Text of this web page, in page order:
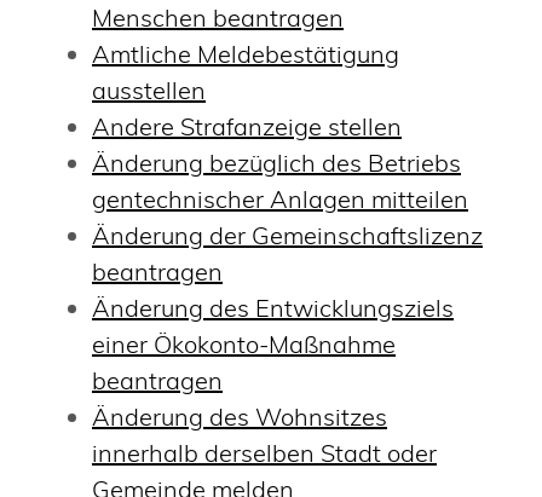
Menschen beantragen
Amtliche Meldebestätigung
ausstellen
Andere Strafanzeige stellen
Änderung bezüglich des Betriebs
gentechnischer Anlagen mitteilen
Änderung der Gemeinschaftslizenz
beantragen
Änderung des Entwicklungsziels
einer Ökokonto-Maßnahme
beantragen
Änderung des Wohnsitzes
innerhalb derselben Stadt oder
Gemeinde melden